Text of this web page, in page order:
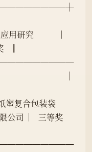
用研究            │
┃
塑复合包装袋
公司│   三等奖